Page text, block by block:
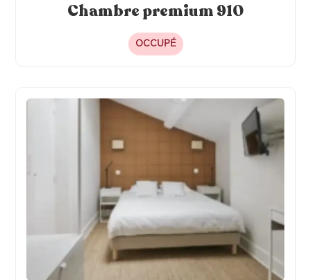
Chambre premium 910
OCCUPÉ